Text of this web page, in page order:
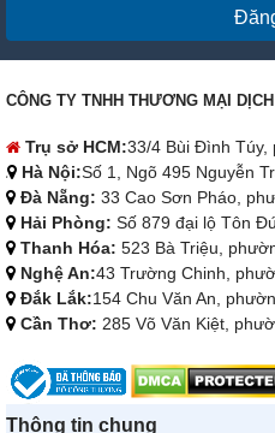
CÔNG TY TNHH THƯƠNG MẠI
Trụ sở HCM:33/4 Bùi Đình Túy,
Hà Nội:Số 1, Ngõ 495 Nguyễn
Đà Nẵng: 33 Cao Sơn Pháo,
Hải Phòng: Số 879 đại lộ Tôn
Thanh Hóa: 523 Bà Triệu,
Nghệ An:43 Trường Chinh,
Đắk Lắk:154 Chu Văn An,
Cần Thơ: 285 Võ Văn Kiệt,
Thông tin chung